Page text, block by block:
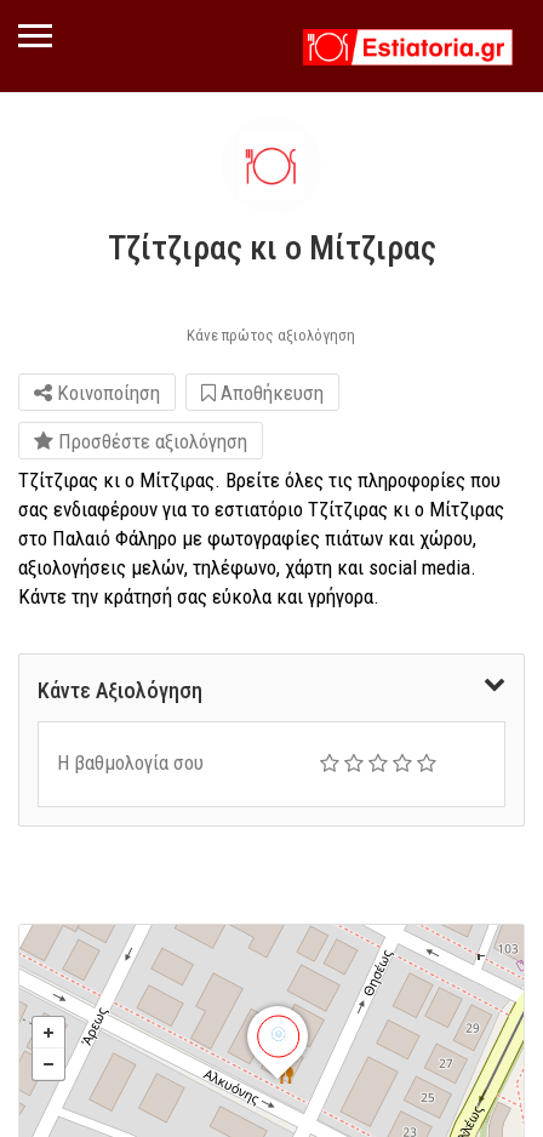
Τζίτζιρας κι ο Μίτζιρας
Κάνε πρώτος αξιολόγηση
Κοινοποίηση
Αποθήκευση
Προσθέστε αξιολόγηση
Τζίτζιρας κι ο Μίτζιρας. Βρείτε όλες τις πληροφορίες που
σας ενδιαφέρουν για το εστιατόριο Τζίτζιρας κι ο Μίτζιρας
στο Παλαιό Φάληρο με φωτογραφίες πιάτων και χώρου,
αξιολογήσεις μελών, τηλέφωνο, χάρτη και social media.
Κάντε την κράτησή σας εύκολα και γρήγορα.
Κάντε Αξιολόγηση
Η βαθμολογία σου